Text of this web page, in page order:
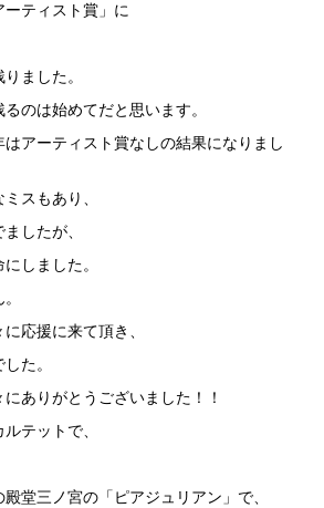
ティスト賞」に
ました。
のは始めてだと思います。
アーティスト賞なしの結果になりまし
スもあり、
したが、
しました。
応援に来て頂き、
た。
ありがとうございました！！
テットで、
堂三ノ宮の「ピアジュリアン」で、